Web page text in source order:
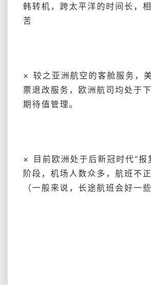
韩转机，跨太平洋的时间长，
苦
× 较之亚洲航空的客舱服务，
票退改服务，欧洲航司均处于
期待值管理。
× 目前欧洲处于后新冠时代“报
阶段，机场人数众多，航班不
（一般来说，长途航班会好一